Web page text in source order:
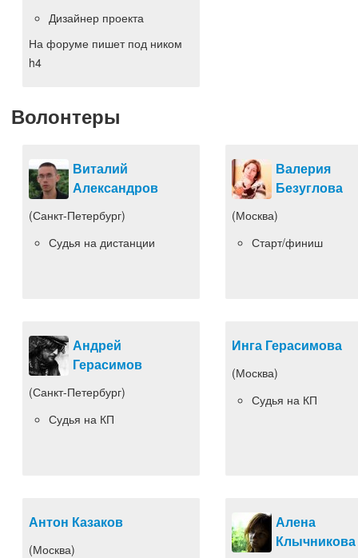
Дизайнер проекта
На форуме пишет под ником
h4
Волонтеры
Виталий
Александров
(Санкт-Петербург)
Судья на дистанции
Валерия
Безуглова
(Москва)
Старт/финиш
Андрей
Герасимов
(Санкт-Петербург)
Судья на КП
Инга Герасимова
(Москва)
Судья на КП
Антон Казаков
(Москва)
Алена
Клычникова